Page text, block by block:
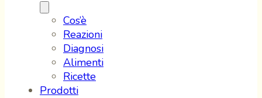
Cos’è
Reazioni
Diagnosi
Alimenti
Ricette
Prodotti